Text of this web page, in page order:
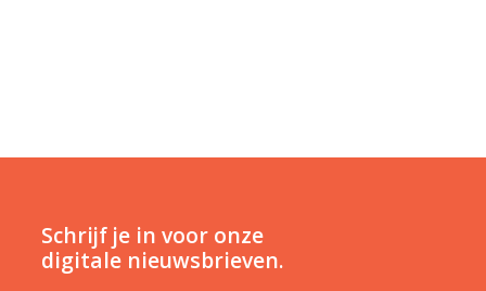
Schrijf je in voor onze
digitale nieuwsbrieven.